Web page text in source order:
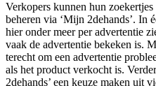
Verkopers kunnen hun
beheren via ‘Mijn 2dehands’. In
hier onder meer per advertentie
vaak de advertentie bekeken is.
terecht om een advertentie
als het product verkocht is.
2dehands’ een keuze maken uit